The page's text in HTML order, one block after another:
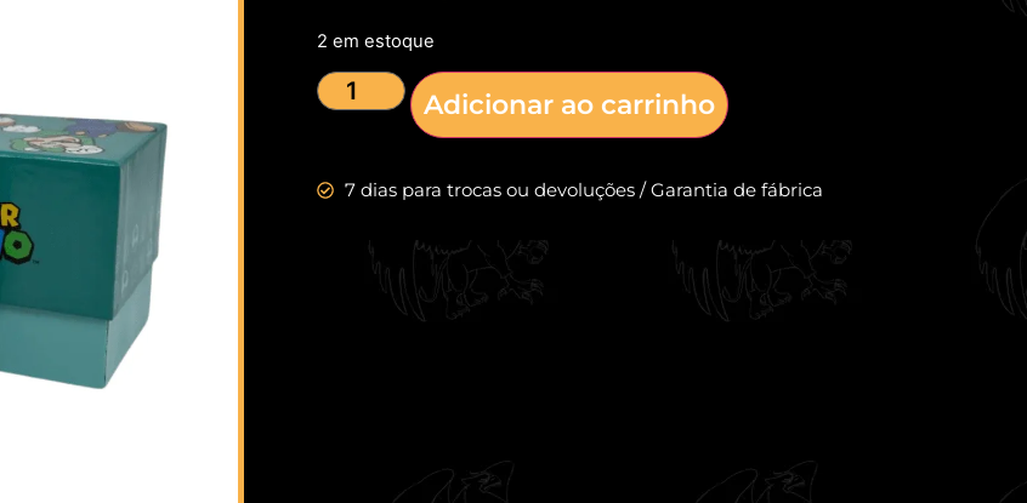
2 em estoque
Adicionar ao carrinho
7 dias para trocas ou devoluções / Garantia de fábrica